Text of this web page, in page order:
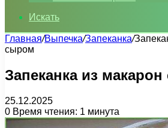
Искать
Главная/Выпечка/Запеканка/
сыром
Запеканка из
25.12.2025
0 Время чтения: 1 минута